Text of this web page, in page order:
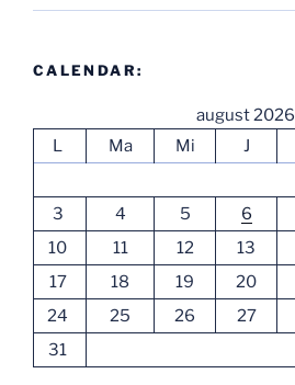
CALENDAR:
august 2026
L
Ma Mi J
3
4 5 6
10
11 12 13
17
18 19 20
24
25 26 27
31